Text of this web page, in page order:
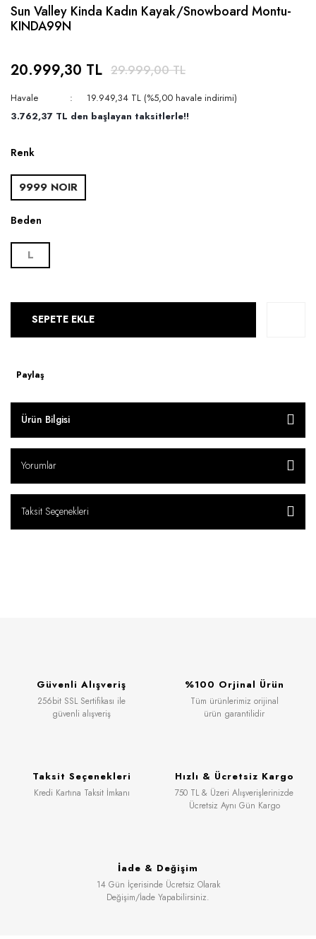
Sun Valley Kinda Kadın Kayak/Snowboard Montu-
KINDA99N
20.999,30 TL 29.999,00 TL
Havale
19.949,34 TL (%5,00 havale indirimi)
3.762,37 TL den başlayan taksitlerle!!
Renk
9999 NOIR
Beden
L
SEPETE EKLE
Paylaş
Ürün Bilgisi
Yorumlar
Taksit Seçenekleri
Güvenli Alışveriş
256bit SSL Sertifikası ile
güvenli alışveriş
%100 Orjinal Ürün
Tüm ürünlerimiz orijinal
ürün garantilidir
Taksit Seçenekleri
Kredi Kartına Taksit İmkanı
Hızlı & Ücretsiz Kargo
750 TL & Üzeri Alışverişlerinizde
Ücretsiz Aynı Gün Kargo
İade & Değişim
14 Gün İçerisinde Ücretsiz Olarak
Değişim/İade Yapabilirsiniz.